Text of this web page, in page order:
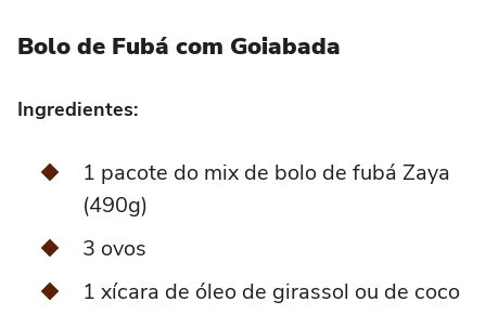
Bolo de Fubá com Goiabada
Ingredientes:
1 pacote do mix de bolo de fubá Zaya
(490g)
3 ovos
1 xícara de óleo de girassol ou de coco